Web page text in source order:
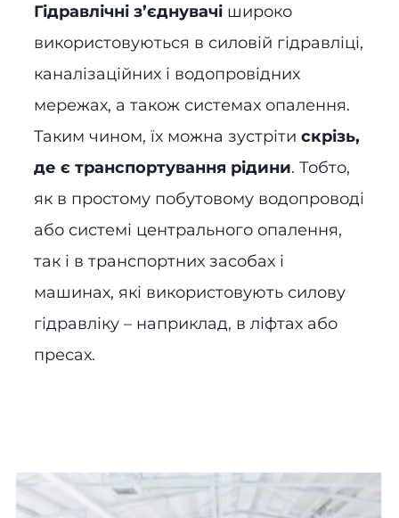
Гідравлічні з’єднувачі широко
використовуються в силовій гідравліці,
каналізаційних і водопровідних
мережах, а також системах опалення.
Таким чином, їх можна зустріти скрізь,
де є транспортування рідини. Тобто,
як в простому побутовому водопроводі
або системі центрального опалення,
так і в транспортних засобах і
машинах, які використовують силову
гідравліку – наприклад, в ліфтах або
пресах.